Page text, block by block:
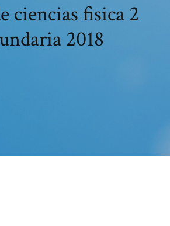
ciencias fisica 2
2018